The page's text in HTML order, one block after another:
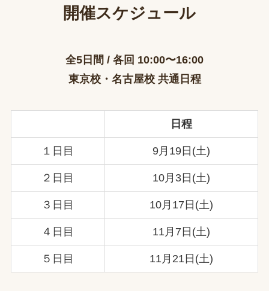
開催スケジュール
全5日間 / 各回 10:00〜16:00
東京校・名古屋校 共通日程
日程
１日目 9月19日(土)
２日目 10月3日(土)
３日目 10月17日(土)
４日目 11月7日(土)
５日目 11月21日(土)